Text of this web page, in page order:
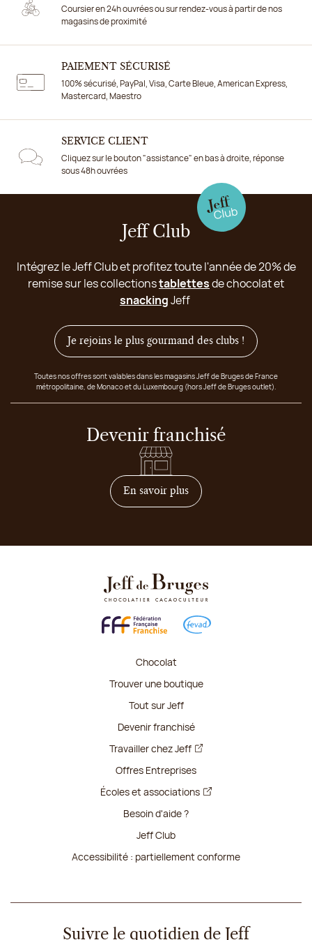
Coursier en 24h ouvrées ou sur rendez-vous à partir de nos
magasins de proximité
PAIEMENT SÉCURISÉ
100% sécurisé, PayPal, Visa, Carte Bleue, American Express,
Mastercard, Maestro
SERVICE CLIENT
Cliquez sur le bouton "assistance" en bas à droite, réponse
sous 48h ouvrées
Jeff Club
Intégrez le Jeff Club et profitez toute l'année de 20% de
remise sur les collectionstablettesde chocolat et
snackingJeff
Je rejoins le plus gourmand des clubs !
Toutes nos offres sont valables dans les magasins Jeff de Bruges de France
métropolitaine, de Monaco et du Luxembourg (hors Jeff de Bruges outlet).
Devenir franchisé
En savoir plussur comment devenir
Chocolat
Trouver une boutique
Tout sur Jeff
Devenir franchisé
Travailler chez Jeff
Offres Entreprises
Écoles et associations
Besoin d'aide ?
Jeff Club
Accessibilité : partiellement conforme
Suivre le quotidien de Jeff